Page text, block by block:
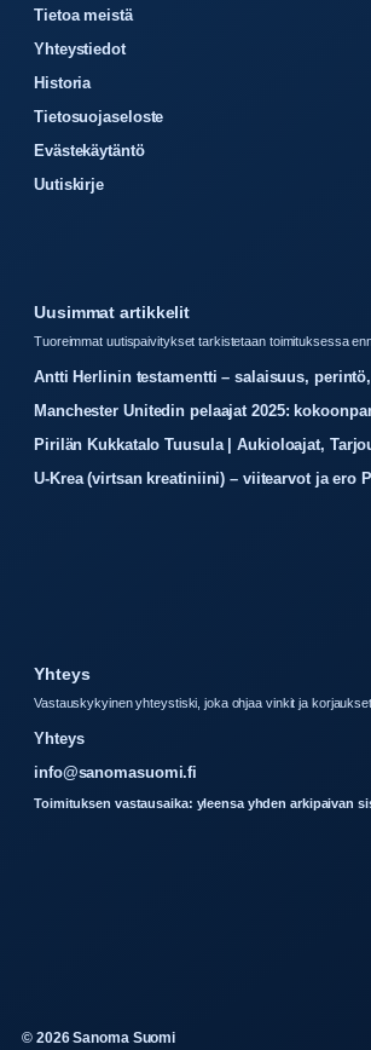
Tietoa meistä
Yhteystiedot
Historia
Tietosuojaseloste
Evästekäytäntö
Uutiskirje
Uusimmat artikkelit
Tuoreimmat uutispaivitykset tarkistetaan toimituksessa
Antti Herlinin testamentti – salaisuus,
Manchester Unitedin pelaajat 2025:
Pirilän Kukkatalo Tuusula | Aukioloajat,
U-Krea (virtsan kreatiniini) – viitearvot ja ero
Yhteys
Vastauskykyinen yhteystiski, joka ohjaa vinkit ja
Yhteys
info@sanomasuomi.fi
Toimituksen vastausaika: yleensa yhden arkipaivan
© 2026 Sanoma Suomi